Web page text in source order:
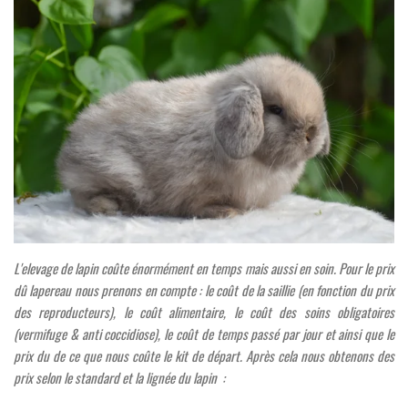
L'elevage de lapin coûte énormément en temps mais aussi en soin. Pour le prix
dû lapereau nous prenons en compte : le coût de la saillie (en fonction du prix
des reproducteurs), le coût alimentaire, le coût des soins obligatoires
(vermifuge & anti coccidiose), le coût de temps passé par jour et ainsi que le
prix du de ce que nous coûte le kit de départ. Après cela nous obtenons des
prix selon le standard et la lignée du lapin :